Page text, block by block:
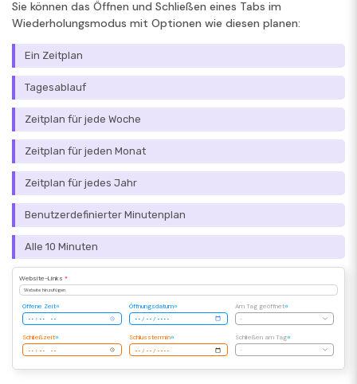
Sie können das Öffnen und Schließen eines Tabs im
Wiederholungsmodus mit Optionen wie diesen planen:
Ein Zeitplan
Tagesablauf
Zeitplan für jede Woche
Zeitplan für jeden Monat
Zeitplan für jedes Jahr
Benutzerdefinierter Minutenplan
Alle 10 Minuten
Website-Links *
Website hinzufügen
Offene Zeit Öffnungsdatum Am Tag geöffnet
-
Schließzeit Schlusstermin Schließen am Tag
-